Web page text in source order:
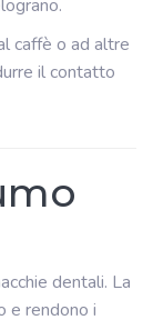
caffè o ad altre
il contatto
dentali. La
e rendono i